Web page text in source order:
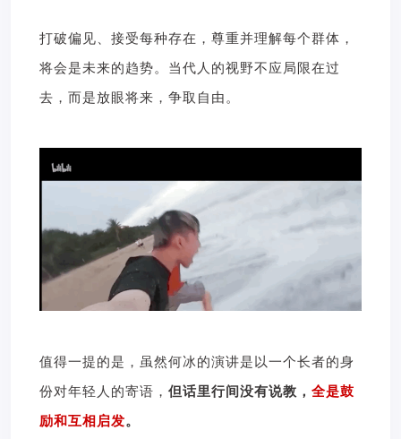
打破偏见、接受每种存在，尊重并理解每个群体，
将会是未来的趋势。当代人的视野不应局限在过
去，而是放眼将来，争取自由。
值得一提的是，虽然何冰的演讲是以一个长者的身
份对年轻人的寄语， 但话里行间没有说教， 全是鼓
励和互相启发。